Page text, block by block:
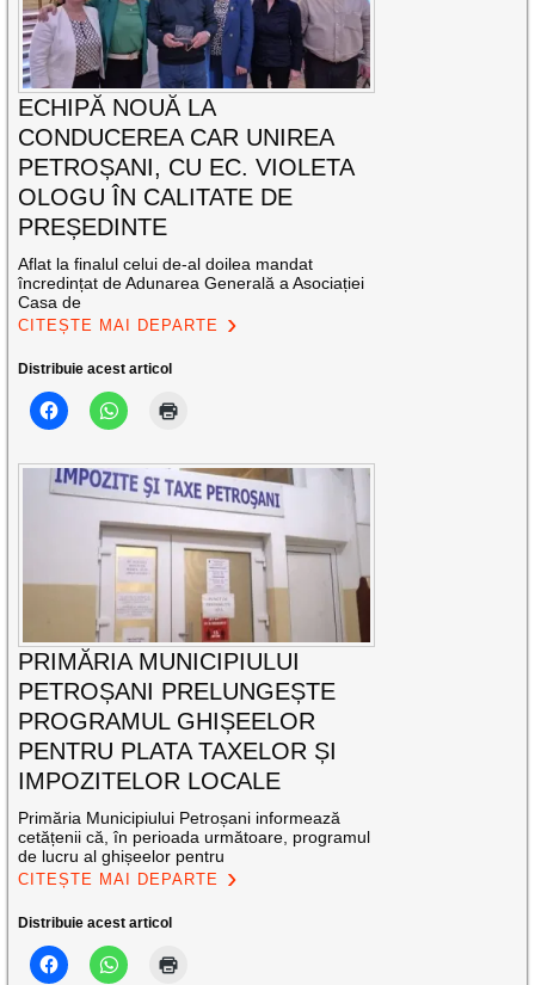
ECHIPĂ NOUĂ LA
CONDUCEREA CAR UNIREA
PETROȘANI, CU EC. VIOLETA
OLOGU ÎN CALITATE DE
PREȘEDINTE
Aflat la finalul celui de-al doilea mandat
încredințat de Adunarea Generală a Asociației
Casa de
CITEȘTE MAI DEPARTE
Distribuie acest articol
PRIMĂRIA MUNICIPIULUI
PETROȘANI PRELUNGEȘTE
PROGRAMUL GHIȘEELOR
PENTRU PLATA TAXELOR ȘI
IMPOZITELOR LOCALE
Primăria Municipiului Petroșani informează
cetățenii că, în perioada următoare, programul
de lucru al ghișeelor pentru
CITEȘTE MAI DEPARTE
Distribuie acest articol